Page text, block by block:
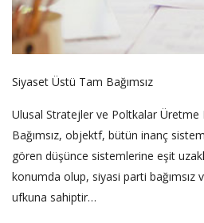
Siyaset Üstü Tam Bağımsız
Ulusal Stratejler ve Poltkalar Üretme
Bağımsız, objektf, bütün inanç
gören düşünce sistemlerine eşit
konumda olup, siyasi parti bağımsız
ufkuna sahiptir…